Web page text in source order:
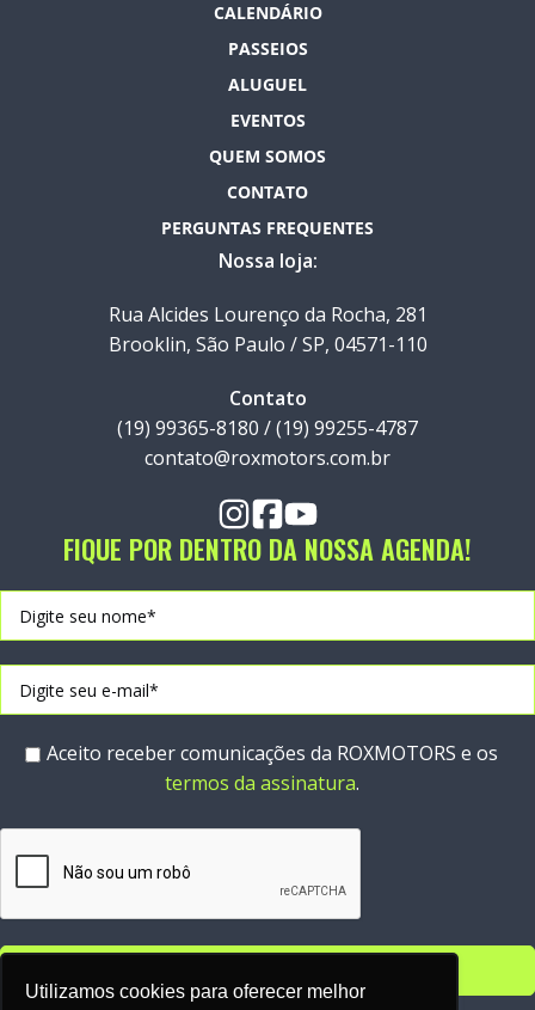
Utilizamos cookies para oferecer melhor
CALENDÁRIO
PASSEIOS
ALUGUEL
EVENTOS
QUEM SOMOS
CONTATO
PERGUNTAS FREQUENTES
Nossa loja:
Rua Alcides Lourenço da Rocha, 281
Brooklin, São Paulo / SP, 04571-110
Contato
(19) 99365-8180 / (19) 99255-4787
contato@roxmotors.com.br
FIQUE POR DENTRO DA NOSSA AGENDA!
Aceito receber comunicações da ROXMOTORS e os
termos da assinatura.